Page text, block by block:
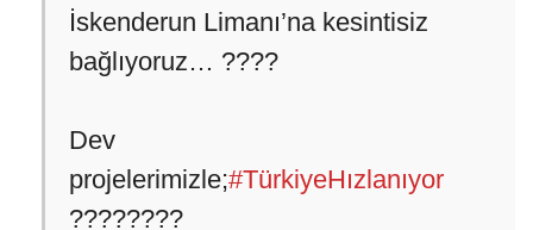
İskenderun Limanı’na kesintisiz
bağlıyoruz… ????
Dev
projelerimizle;#TürkiyeHızlanıyor
????????